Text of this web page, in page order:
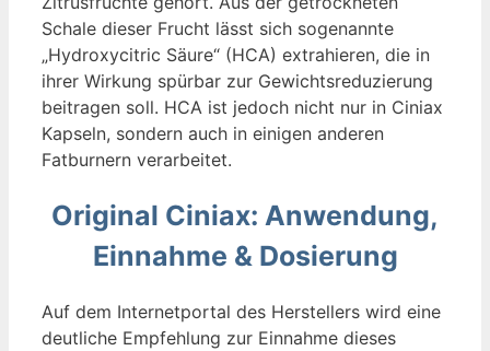
Schale dieser Frucht lässt sich sogenannte
„Hydroxycitric Säure“ (HCA) extrahieren, die in
ihrer Wirkung spürbar zur Gewichtsreduzierung
beitragen soll. HCA ist jedoch nicht nur in Ciniax
Kapseln, sondern auch in einigen anderen
Fatburnern verarbeitet.
Original Ciniax: Anwendung,
Einnahme & Dosierung
Auf dem Internetportal des Herstellers wird eine
deutliche Empfehlung zur Einnahme dieses